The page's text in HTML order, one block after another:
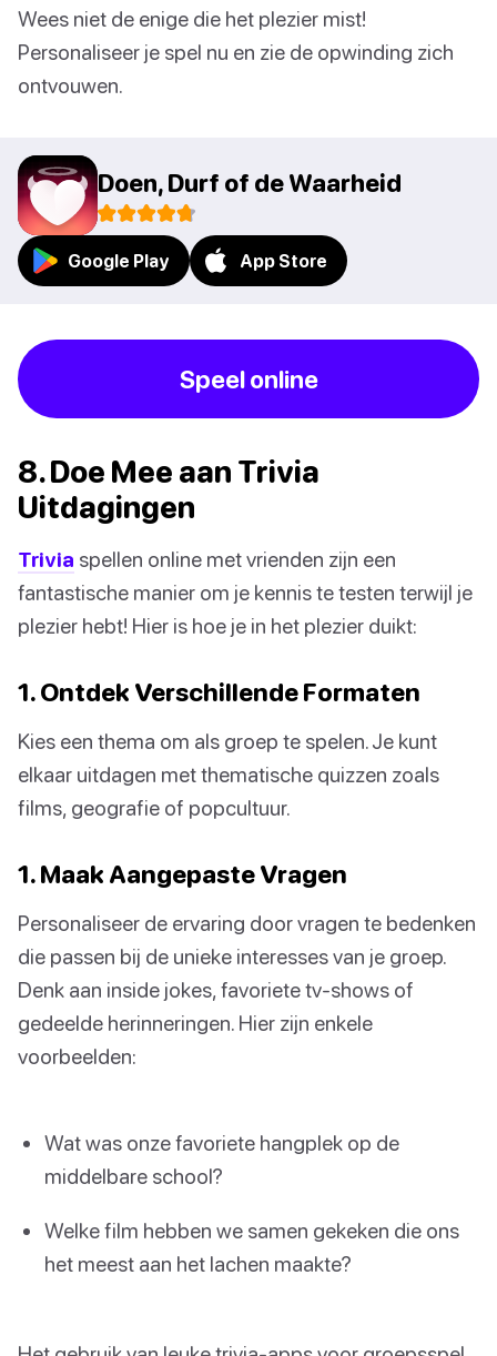
Wees niet de enige die het plezier mist!
Personaliseer je spel nu en zie de opwinding zich
ontvouwen.
Doen, Durf of de Waarheid
Google Play App Store
Speel online
8. Doe Mee aan Trivia
Uitdagingen
Trivia spellen online met vrienden zijn een
fantastische manier om je kennis te testen terwijl je
plezier hebt! Hier is hoe je in het plezier duikt:
1. Ontdek Verschillende Formaten
Kies een thema om als groep te spelen. Je kunt
elkaar uitdagen met thematische quizzen zoals
films, geografie of popcultuur.
1. Maak Aangepaste Vragen
Personaliseer de ervaring door vragen te bedenken
die passen bij de unieke interesses van je groep.
Denk aan inside jokes, favoriete tv-shows of
gedeelde herinneringen. Hier zijn enkele
voorbeelden:
Wat was onze favoriete hangplek op de
middelbare school?
Welke film hebben we samen gekeken die ons
het meest aan het lachen maakte?